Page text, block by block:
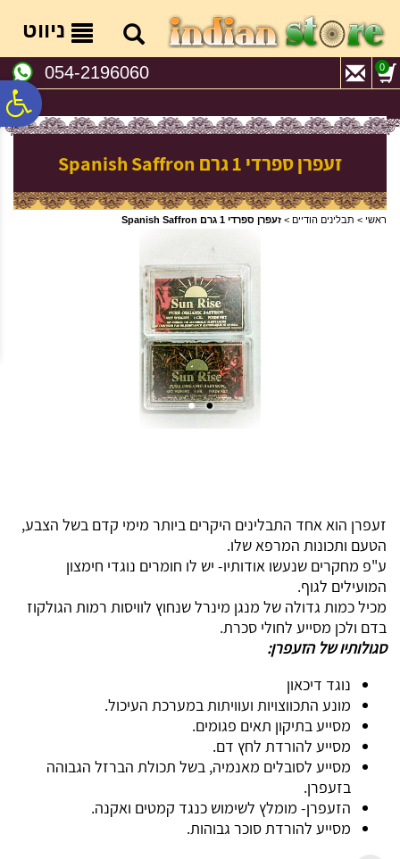
נגישות
אתר
המרכזי
ניווט
054-2196060 0
זעפרן ספרדי 1 גרם Spanish Saffron
ראשי > תבלינים הודיים > זעפרן ספרדי 1 גרם Spanish Saffron
זעפרן הוא אחד התבלינים היקרים ביותר מימי קדם בשל הצבע,
הטעם ותכונות המרפא שלו.
ע"פ מחקרים שנעשו אודותיו- יש לו חומרים נוגדי חימצון
המועילים לגוף.
מכיל כמות גדולה של מנגן מינרל שנחוץ לוויסות רמות הגולקוז
בדם ולכן מסייע לחולי סכרת.
סגולותיו של הזעפרן:
נוגד דיכאון
מונע התכווצויות ועוויתות במערכת העיכול.
מסייע בתיקון תאים פגומים.
מסייע להורדת לחץ דם.
מסייע לסובלים מאנמיה, בשל תכולת הברזל הגבוהה
בזעפרן.
הזעפרן- מומלץ לשימוש כנגד קמטים ואקנה.
מסייע להורדת סוכר גבוהות.